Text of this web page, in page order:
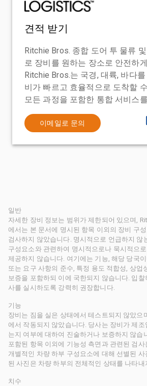
견적 받기
Ritchie Bros. 종합 도어 투 물류
로 장비를 원하는 장소로 안전하
Ritchie Bros.는 국경, 대륙, 바다
비가 빠르고 효율적으로 도착할
모든 과정을 포함한 통합 서비스
이메일로 문의
일반
자세한 장비 정보는 범위가 제한되어 있으며,
에서는 본 문서에 명시된 항목 이외의 장비 구
검사하지 않았습니다. 명시적으로 언급하지 않
구성요소와 관련하여 명시적으로나 묵시적으
제공하지 않습니다. 여기에는 기능, 해당 당국
또는 요구 사항의 준수, 특정 용도 적합성, 상업
보증을 포함하되 이에 국한되지 않습니다. 입
사를 실시하도록 강력히 권장합니다.
기능
장비는 짐을 실은 상태에서 테스트되지 않았으
에서 작동되지 않았습니다. 당사는 장비가 제
는지 여부에 대하여 진술하거나 보증하지 않습
포함된 항목 이외에 기능성 측면과 관련된 검사
개별적인 차량 하부 구성요소에 대해 선별된
된 사진은 차량 하부의 전체적인 상태를 나타내
치수